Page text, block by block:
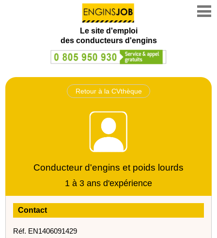
Le site d'emploi
des conducteurs d'engins
Retour à la CVthèque
Conducteur d'engins et poids lourds
1 à 3 ans d'expérience
Contact
Réf. EN1406091429